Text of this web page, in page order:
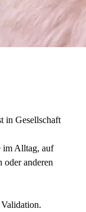
in Gesellschaft
im Alltag, auf
oder anderen